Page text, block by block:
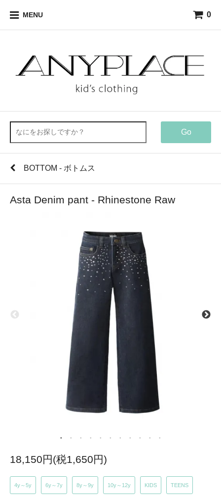
MENU 0
Go
BOTTOM - ボトムス
Asta Denim pant - Rhinestone Raw
18,150円(税1,650円)
4y～5y 6y～7y 8y～9y 10y～12y KIDS TEENS